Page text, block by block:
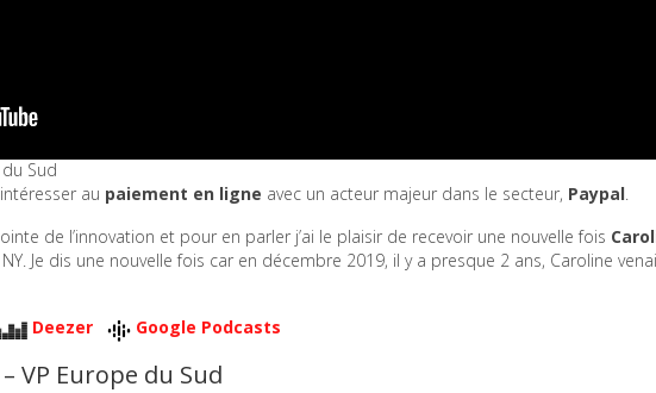
du Sud
au paiement en ligne avec un acteur majeur dans le secteur, Paypal.
de l’innovation et pour en parler j’ai le plaisir de recevoir une nouvelle fois
Je dis une nouvelle fois car en décembre 2019, il y a presque 2 ans, Caroline
Deezer Google Podcasts
VP Europe du Sud